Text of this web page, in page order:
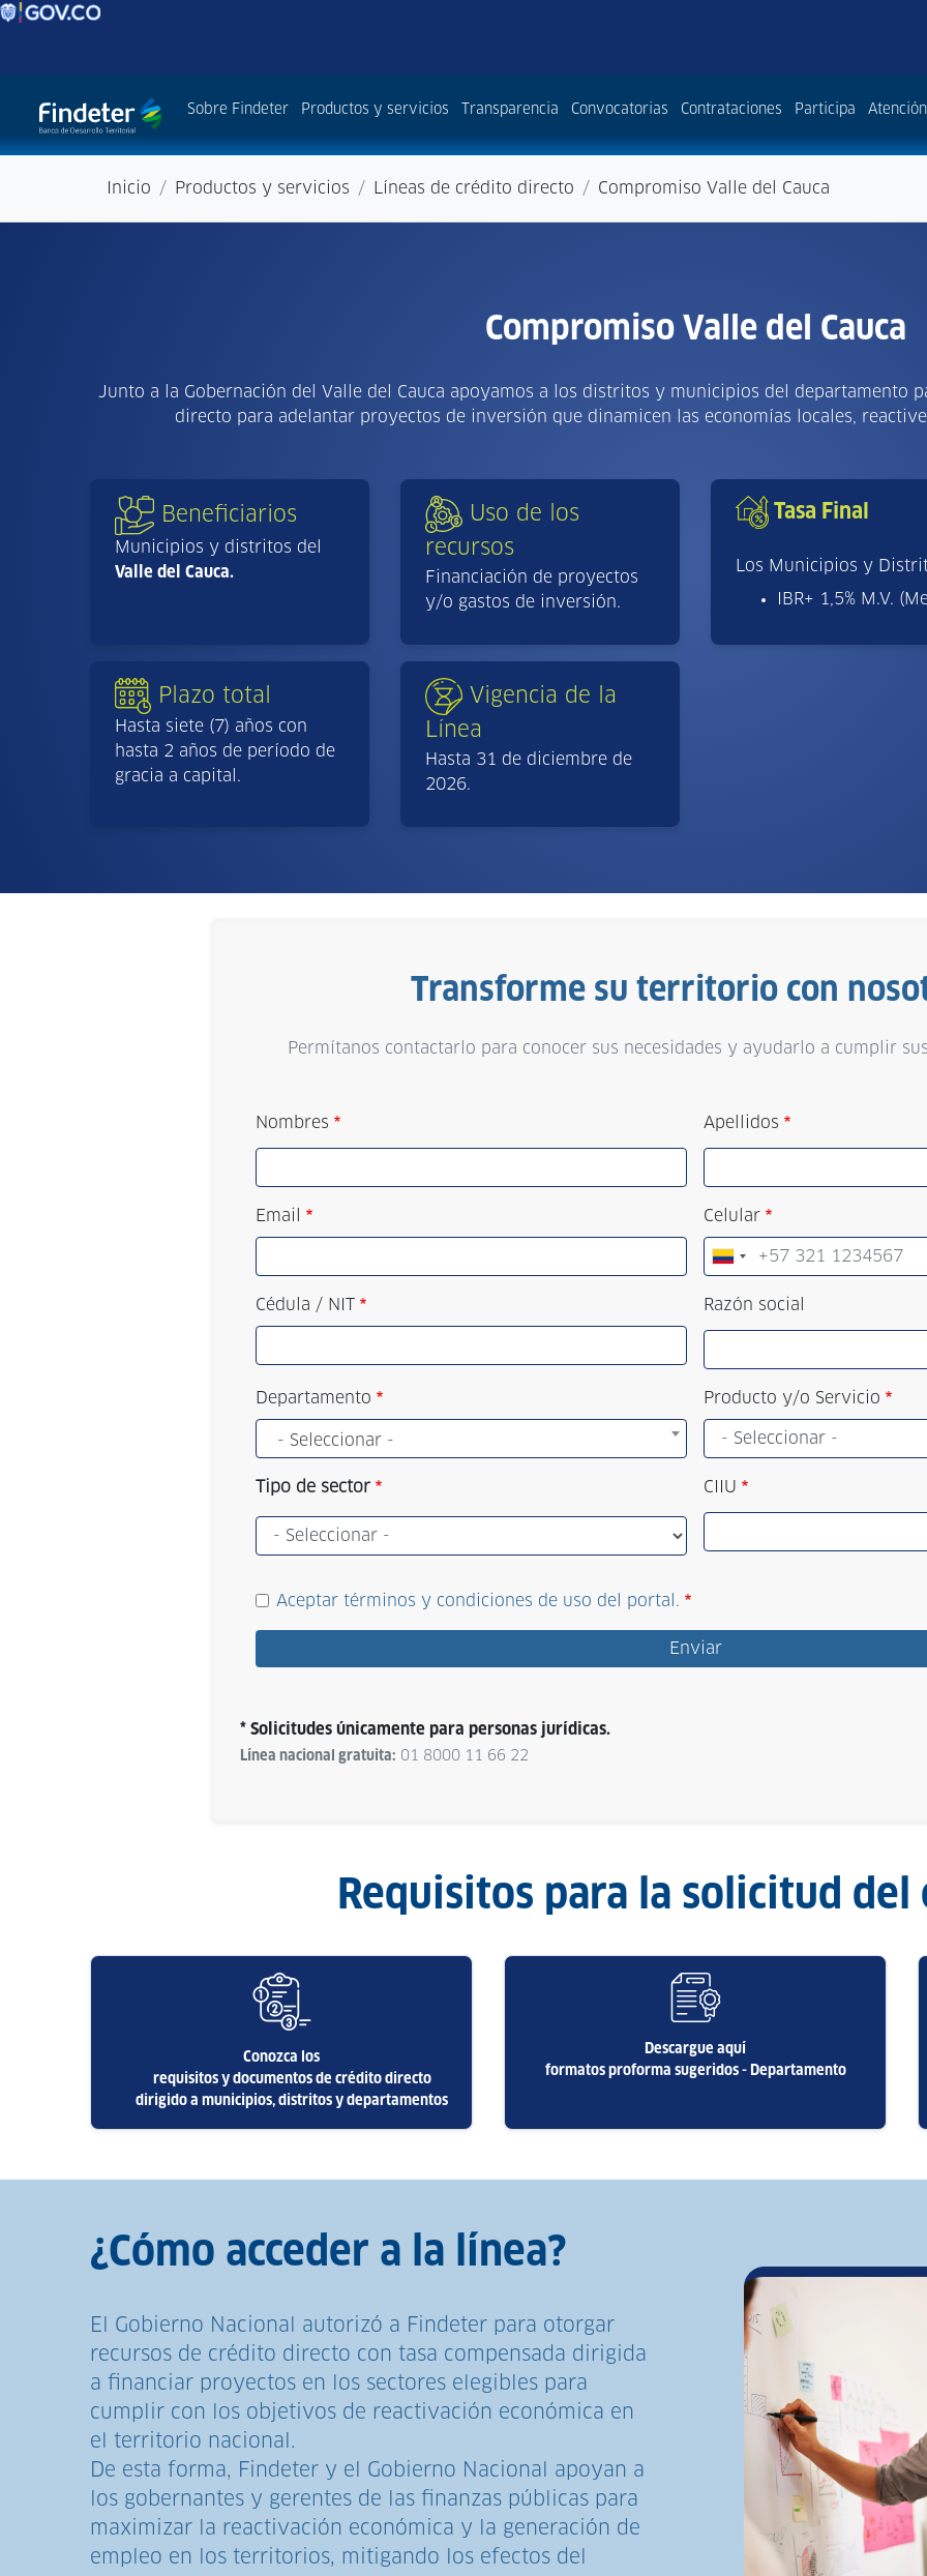
Sobre Findeter Productos y servicios Transparencia Convocatorias Contrataciones Participa
Inicio Productos y servicios Líneas de crédito directo Compromiso Valle del Cauca
Compromiso Valle del Cauca
Junto a la Gobernación del Valle del Cauca apoyamos a los distritos y municipios del departamento
directo para adelantar proyectos de inversión que dinamicen las economías locales,
Beneficiarios
Municipios y distritos del
Valle del Cauca.
Uso de los
recursos
Financiación de proyectos
y/o gastos de inversión.
Plazo total
Hasta siete (7) años con
hasta 2 años de período de
gracia a capital.
Vigencia de la
Línea
Hasta 31 de diciembre de
2026.
Tasa Final
Los Municipios y
IBR+ 1,5% M.V.
Transforme su territorio con
Permítanos contactarlo para conocer sus necesidades y ayudarlo a cumplir
Nombres Apellidos
Email Celular
Cédula / NIT Razón social
Departamento
- Seleccionar -
Producto y/o Servicio
Tipo de sector
Tipo
de
CIIU
Aceptar términos y condiciones de uso del portal.
* Solicitudes únicamente para personas jurídicas.
Línea nacional gratuita: 01 8000 11 66 22
Requisitos para la solicitud del
Conozca los
requisitos y documentos de crédito directo
dirigido a municipios, distritos y departamentos
Descargue aquí
formatos proforma sugeridos - Departamento
¿Cómo acceder a la línea?
El Gobierno Nacional autorizó a Findeter para otorgar
recursos de crédito directo con tasa compensada dirigida
a financiar proyectos en los sectores elegibles para
cumplir con los objetivos de reactivación económica en
el territorio nacional.
De esta forma, Findeter y el Gobierno Nacional apoyan a
los gobernantes y gerentes de las finanzas públicas para
maximizar la reactivación económica y la generación de
empleo en los territorios, mitigando los efectos del